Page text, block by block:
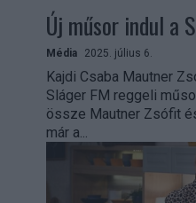
Új műsor indul a
Média 2025. július 6.
Kajdi Csaba Mautner
Sláger FM reggeli
össze Mautner Zsófit
már a...